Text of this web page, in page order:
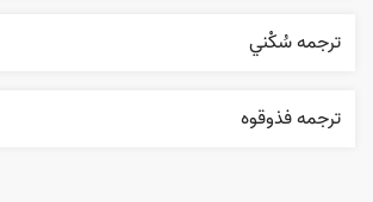
ترجمه سُکْني
ترجمه فذوقوه